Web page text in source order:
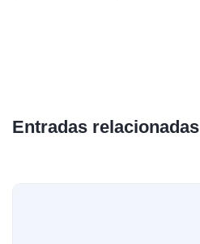
Entradas relacionadas